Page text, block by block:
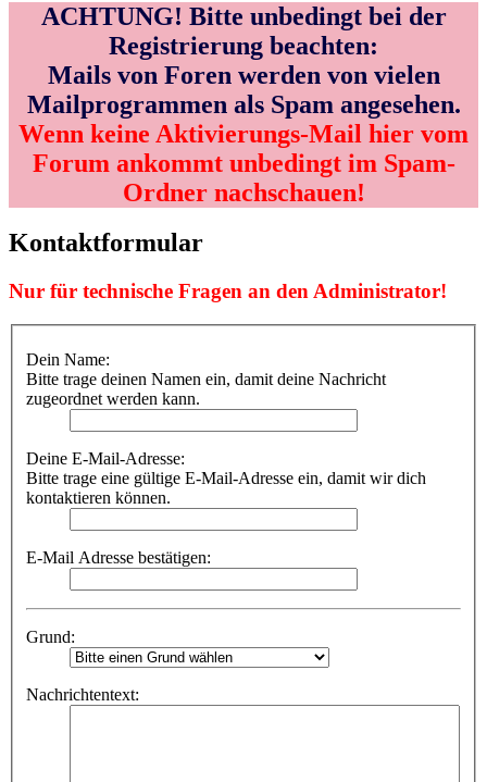
ACHTUNG! Bitte unbedingt bei der
Registrierung beachten:
Mails von Foren werden von vielen
Mailprogrammen als Spam angesehen.
Wenn keine Aktivierungs-Mail hier vom
Forum ankommt unbedingt im Spam-
Ordner nachschauen!
Kontaktformular
Nur für technische Fragen an den Administrator!
Dein Name:
Bitte trage deinen Namen ein, damit deine Nachricht
zugeordnet werden kann.
Deine E-Mail-Adresse:
Bitte trage eine gültige E-Mail-Adresse ein, damit wir dich
kontaktieren können.
E-Mail Adresse bestätigen:
Grund:
Nachrichtentext: